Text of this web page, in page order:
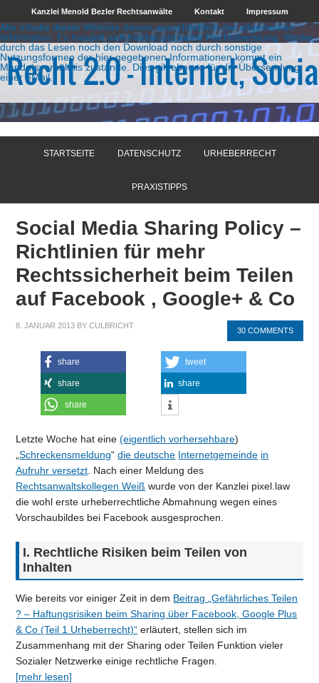
Kanzlei Menold Bezler Rechtsanwälte Kontakt Impressum
Alle Inhalte dieser Website dienen ausschließlich der allgemeinen
Information. Es handelt sich hierbei um keine Rechtsberatung. Weder
durch das Lesen noch den Download noch durch sonstige
Nutzungsformen der hier gegebenen Informationen kommt ein
Mandatsverhältnis zustande. Dies gilt ebenso für die Übersendung
einer eMail.
STARTSEITE DATENSCHUTZ URHEBERRECHT
PRAXISTIPPS
Social Media Sharing Policy –
Richtlinien für mehr
Rechtssicherheit beim Teilen
auf Facebook , Google+ & Co
8. JANUAR 2013 BYCULBRICHT
30 COMMENTS
share tweet
share share
share
Letzte Woche hat eine(eigentlich vorhersehbare)
„Schreckensmeldung“die deutsche Internetgemeinde in
Aufruhr versetzt. Nach einer Meldung des
Rechtsanwaltskollegen Weiß wurde von der Kanzlei pixel.law
die wohl erste urheberrechtliche Abmahnung wegen eines
Vorschaubildes bei Facebook ausgesprochen.
I. Rechtliche Risiken beim Teilen von
Inhalten
Wie bereits vor einiger Zeit in dem Beitrag „Gefährliches Teilen
? – Haftungsrisiken beim Sharing über Facebook, Google Plus
& Co (Teil 1 Urheberrecht)“ erläutert, stellen sich im
Zusammenhang mit der Sharing oder Teilen Funktion vieler
Sozialer Netzwerke einige rechtliche Fragen.
[mehr lesen]